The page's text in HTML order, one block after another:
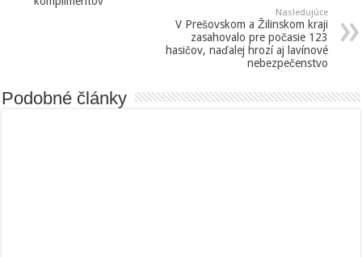
Nasledujúce
V Prešovskom a Žilinskom kraji
zasahovalo pre počasie 123
hasičov, naďalej hrozí aj lavínové
nebezpečenstvo
Podobné články